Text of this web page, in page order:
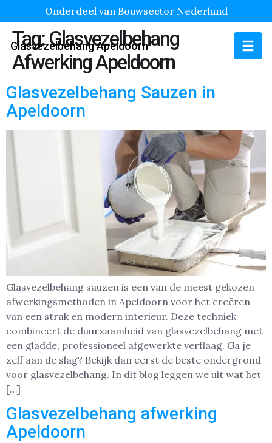
Onderdeel van Bouwsector Nederland
Glasvezelbehang Apeldoorn
Tag:Glasvezelbehang
Afwerking Apeldoorn
Glasvezelbehang Sauzen in
Apeldoorn
Glasvezelbehang sauzen is een van de meest gekozen
afwerkingsmethoden in Apeldoorn voor het creëren
van een strak en modern interieur. Deze techniek
combineert de duurzaamheid van glasvezelbehang met
een gladde, professioneel afgewerkte verflaag. Ga je
zelf aan de slag? Bekijk dan eerst de beste ondergrond
voor glasvezelbehang. In dit blog leggen we uit wat het
[…]
Glasvezelbehang afwerking
Apeldoorn